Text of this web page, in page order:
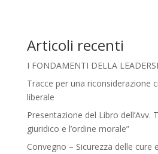
Articoli recenti
I FONDAMENTI DELLA
Tracce per una riconsiderazione
liberale
Presentazione del Libro dell’Avv.
giuridico e l’ordine morale”
Convegno – Sicurezza delle cure